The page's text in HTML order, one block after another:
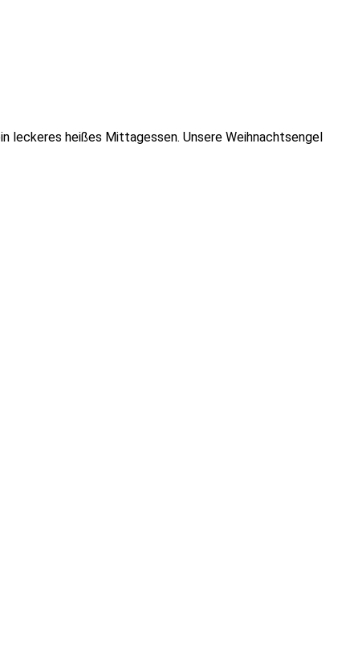
leckeres heißes Mittagessen. Unsere Weihnachtsengel